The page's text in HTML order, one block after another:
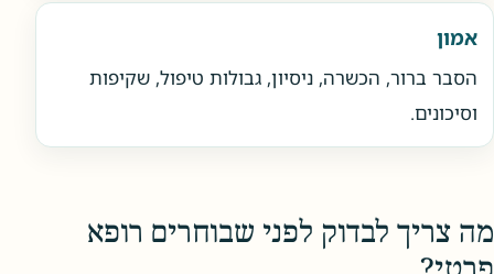
אמון
הסבר ברור, הכשרה, ניסיון, גבולות טיפול, שקיפות
וסיכונים.
מה צריך לבדוק לפני שבוחרים רופא